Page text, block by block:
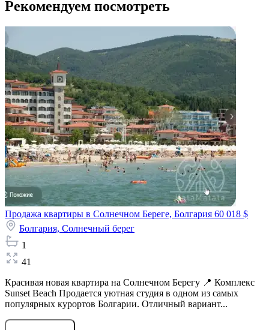
Рекомендуем посмотреть
Продажа квартиры в Солнечном Береге, Болгария 60 018 $
Болгария, Солнечный берег
1
41
Красивая новая квартира на Солнечном Берегу 📍 Комплекс
Sunset Beach Продается уютная студия в одном из самых
популярных курортов Болгарии. Отличный вариант...